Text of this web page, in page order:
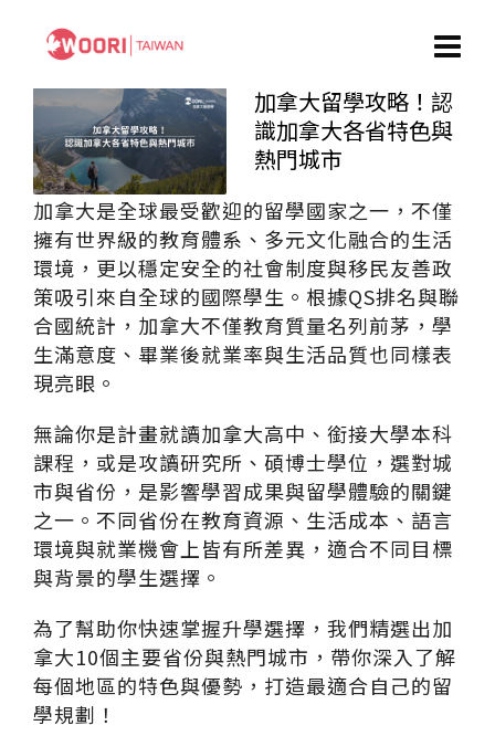
加拿大留學攻略！認
識加拿大各省特色與
熱門城市
加拿大是全球最受歡迎的留學國家之一，不僅
擁有世界級的教育體系、多元文化融合的生活
環境，更以穩定安全的社會制度與移民友善政
策吸引來自全球的國際學生。根據QS排名與聯
合國統計，加拿大不僅教育質量名列前茅，學
生滿意度、畢業後就業率與生活品質也同樣表
現亮眼。
無論你是計畫就讀加拿大高中、銜接大學本科
課程，或是攻讀研究所、碩博士學位，選對城
市與省份，是影響學習成果與留學體驗的關鍵
之一。不同省份在教育資源、生活成本、語言
環境與就業機會上皆有所差異，適合不同目標
與背景的學生選擇。
為了幫助你快速掌握升學選擇，我們精選出加
拿大10個主要省份與熱門城市，帶你深入了解
每個地區的特色與優勢，打造最適合自己的留
學規劃！